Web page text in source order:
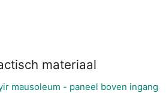
materiaal
mausoleum - paneel boven ingang